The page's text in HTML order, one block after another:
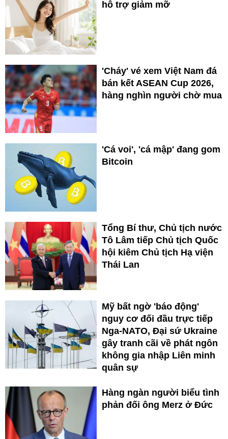
hỗ trợ giảm mỡ
'Cháy' vé xem Việt Nam đá
bán kết ASEAN Cup 2026,
hàng nghìn người chờ mua
'Cá voi', 'cá mập' đang gom
Bitcoin
Tổng Bí thư, Chủ tịch nước
Tô Lâm tiếp Chủ tịch Quốc
hội kiêm Chủ tịch Hạ viện
Thái Lan
Mỹ bất ngờ 'báo động'
nguy cơ đối đầu trực tiếp
Nga-NATO, Đại sứ Ukraine
gây tranh cãi về phát ngôn
không gia nhập Liên minh
quân sự
Hàng ngàn người biểu tình
phản đối ông Merz ở Đức